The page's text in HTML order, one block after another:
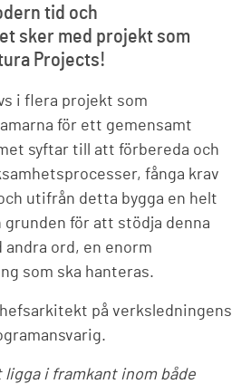
tid och
sker med projekt som
Projects!
i flera projekt som
för ett gemensamt
syftar till att förbereda och
fånga krav
utifrån detta bygga en helt
grunden för att stödja denna
andra ord, en enorm
som ska hanteras.
på verksledningens
ligga i framkant inom både